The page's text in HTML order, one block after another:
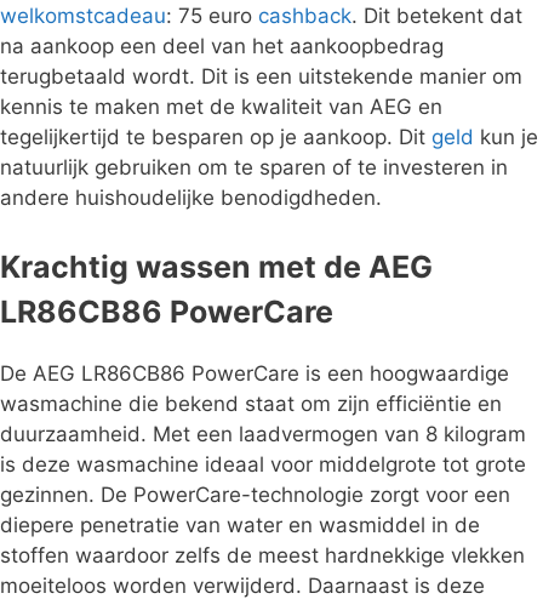
welkomstcadeau: 75 euro cashback. Dit betekent dat
na aankoop een deel van het aankoopbedrag
terugbetaald wordt. Dit is een uitstekende manier om
kennis te maken met de kwaliteit van AEG en
tegelijkertijd te besparen op je aankoop. Dit geld kun je
natuurlijk gebruiken om te sparen of te investeren in
andere huishoudelijke benodigdheden.
Krachtig wassen met de AEG
LR86CB86 PowerCare
De AEG LR86CB86 PowerCare is een hoogwaardige
wasmachine die bekend staat om zijn efficiëntie en
duurzaamheid. Met een laadvermogen van 8 kilogram
is deze wasmachine ideaal voor middelgrote tot grote
gezinnen. De PowerCare-technologie zorgt voor een
diepere penetratie van water en wasmiddel in de
stoffen waardoor zelfs de meest hardnekkige vlekken
moeiteloos worden verwijderd. Daarnaast is deze